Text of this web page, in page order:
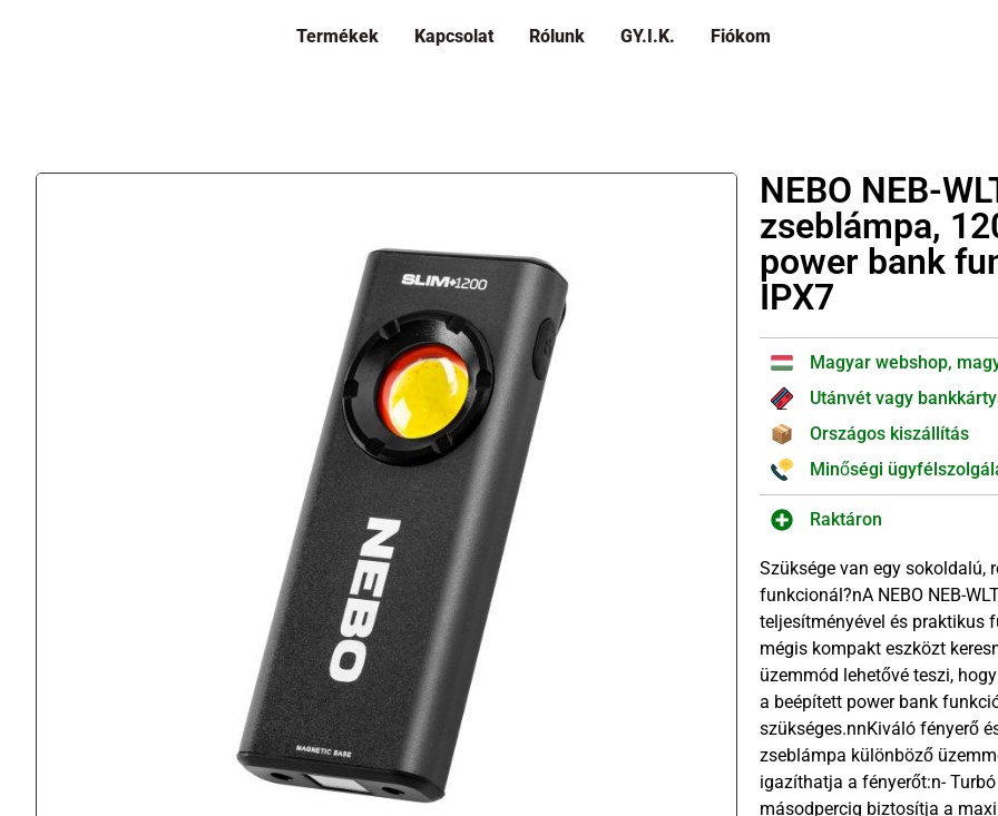
Termékek Kapcsolat Rólunk GY.I.K. Fiókom
NEBO NEB-
zseblámpa,
power bank
IPX7
Magyar webshop,
Utánvét vagy
Országos kiszállítás
Minőségi
Raktáron
Szüksége van egy sokoldalú,
funkcionál?nA NEBO NEB-
teljesítményével és praktikus
mégis kompakt eszközt
üzemmód lehetővé teszi,
a beépített power bank
szükséges.nnKiváló fényerő
zseblámpa különböző
igazíthatja a fényerőt:n-
másodpercig biztosítja a